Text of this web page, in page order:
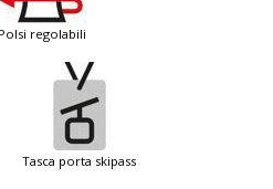
polsi regolabili
tasca porta skipass